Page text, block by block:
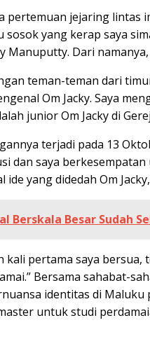
pertemuan jejaring lintas
sosok yang kerap saya
Manuputty. Dari
teman-teman dari
Om Jacky. Saya
junior Om Jacky di
terjadi pada 13
dan saya
yang didedah Om
Berskala Besar Sudah
kali pertama saya
Bersama sahabat-
identitas di
untuk studi